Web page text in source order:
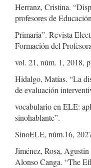
Herranz, Cristina.
profesores de
Primaria”. Revista
Formación del
vol. 21, núm. 1, 2018,
Hidalgo, Matías. “La
de evaluación
vocabulario en ELE:
sinohablante”.
SinoELE, núm.16,
Jiménez, Rosa,
Alonso Canga. “The